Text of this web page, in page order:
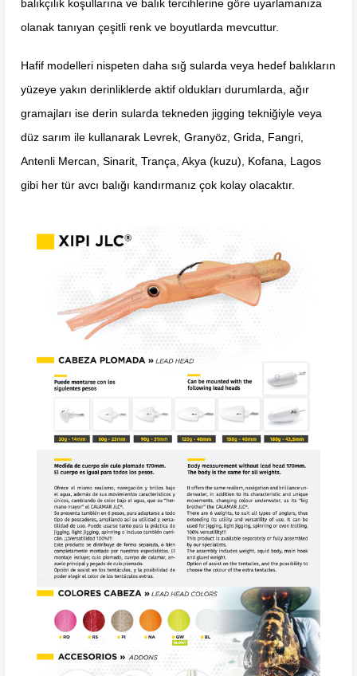
balıkçılık koşullarına ve balık tercihlerine göre uyarlamanıza
olanak tanıyan çeşitli renk ve boyutlarda mevcuttur.
Hafif modelleri nispeten daha sığ sularda veya hedef balıkların
yüzeye yakın derinliklerde aktif oldukları durumlarda, ağır
gramajları ise derin sularda tekneden jigging tekniğiyle veya
düz sarım ile kullanarak Levrek, Granyöz, Grida, Fangri,
Antenli Mercan, Sinarit, Trança, Akya (kuzu), Kofana, Lagos
gibi her tür avcı balığı kandırmanız çok kolay olacaktır.